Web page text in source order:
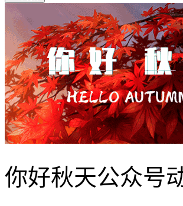
你好秋天公众号